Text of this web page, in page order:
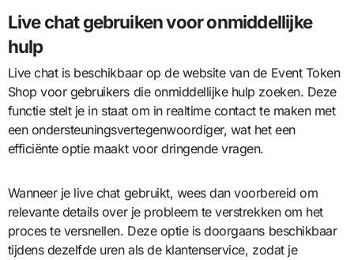
Live chat gebruiken voor onmiddellijke
hulp
Live chat is beschikbaar op de website van de Event Token
Shop voor gebruikers die onmiddellijke hulp zoeken. Deze
functie stelt je in staat om in realtime contact te maken met
een ondersteuningsvertegenwoordiger, wat het een
efficiënte optie maakt voor dringende vragen.
Wanneer je live chat gebruikt, wees dan voorbereid om
relevante details over je probleem te verstrekken om het
proces te versnellen. Deze optie is doorgaans beschikbaar
tijdens dezelfde uren als de klantenservice, zodat je